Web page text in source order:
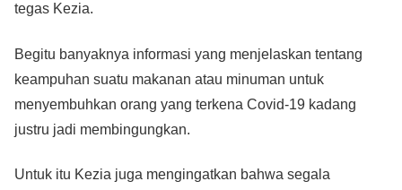
tegas Kezia.
Begitu banyaknya informasi yang menjelaskan tentang
keampuhan suatu makanan atau minuman untuk
menyembuhkan orang yang terkena Covid-19 kadang
justru jadi membingungkan.
Untuk itu Kezia juga mengingatkan bahwa segala